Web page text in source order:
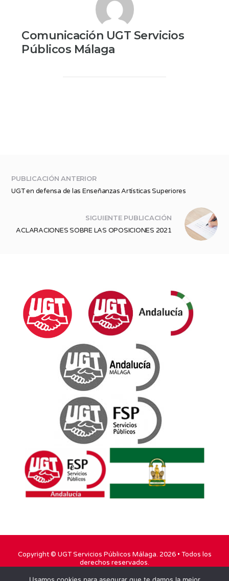
Comunicación UGT Servicios
Públicos Málaga
PUBLICACIÓN ANTERIOR
UGT en defensa de las Enseñanzas Artísticas Superiores
SIGUIENTE PUBLICACIÓN
ACLARACIONES SOBRE LAS OPOSICIONES 2021
Copyright © UGT Servicios Públicos Málaga. 2026 • Todos los
derechos reservados.